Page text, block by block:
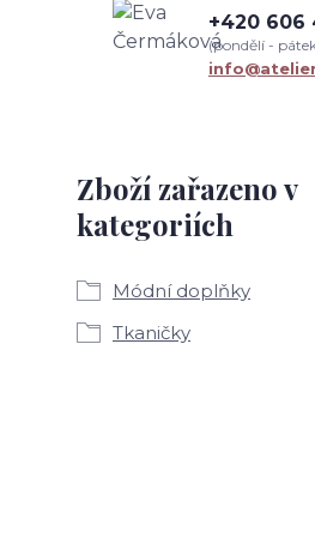
Zboží zařazeno v
kategoriích
Módní doplňky
Tkaničky
+420 606
(pondělí -